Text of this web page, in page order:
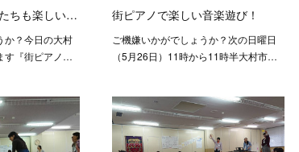
ちも楽しい…
か？今日の大村
す『街ピアノ…
街ピアノで楽しい音楽遊び！
ご機嫌いかがでしょうか？次の日曜日
（5月26日）11時から11時半大村市…